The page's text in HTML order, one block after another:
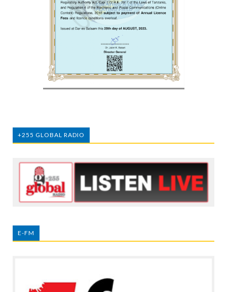
+255 GLOBAL RADIO
E-FM